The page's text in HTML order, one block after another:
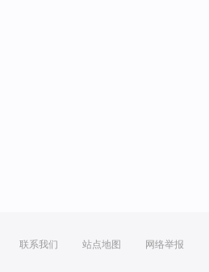
联系我们 站点地图 网络举报